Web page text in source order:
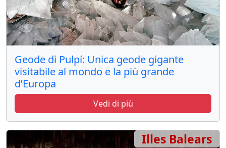
Geode di Pulpí: Unica geode gigante
visitabile al mondo e la più grande
d’Europa
Vedi di più
Illes Balears